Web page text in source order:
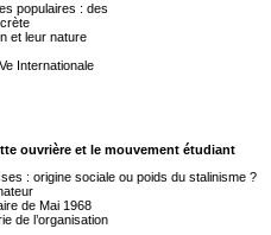
populaires : des
et leur nature
Internationale
ouvrière et le mouvement étudiant
: origine sociale ou poids du stalinisme ?
de Mai 1968
de l’organisation